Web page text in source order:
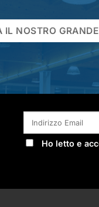
IL NOSTRO
Ho letto e